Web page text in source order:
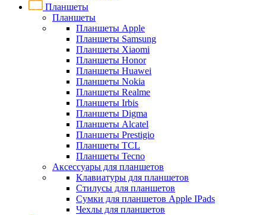
Планшеты
Планшеты
Планшеты Apple
Планшеты Samsung
Планшеты Xiaomi
Планшеты Honor
Планшеты Huawei
Планшеты Nokia
Планшеты Realme
Планшеты Irbis
Планшеты Digma
Планшеты Alcatel
Планшеты Prestigio
Планшеты TCL
Планшеты Tecno
Аксессуары для планшетов
Клавиатуры для планшетов
Стилусы для планшетов
Сумки для планшетов Apple IPads
Чехлы для планшетов